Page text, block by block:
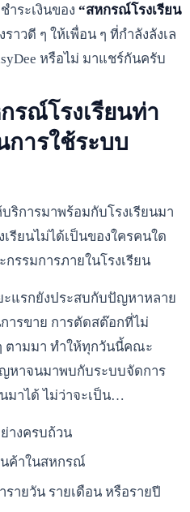
ำระเงินของ “สหกรณ์โรงเรียน
ราวดี ๆ ให้เพื่อน ๆ ที่กำลังลังเล
หรือไม่ มาแชร์กันครับ
รณ์โรงเรียนท่า
การใช้ระบบ
ริการมาพร้อมกับโรงเรียนมา
รียนไม่ได้เป็นของใครคนใด
รรมการภายในโรงเรียน
แรกยังประสบกับปัญหาหลาย
ารขาย การตัดสต๊อกที่ไม่
ตามมา ทำให้ทุกวันนี้คณะ
หาจนมาพบกับระบบจัดการ
มาได้ ไม่ว่าจะเป็น…
างครบถ้วน
ค้าในสหกรณ์
ายวัน รายเดือน หรือรายปี